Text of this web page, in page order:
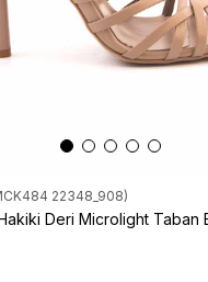
22348_908)
Deri Microlight Taban